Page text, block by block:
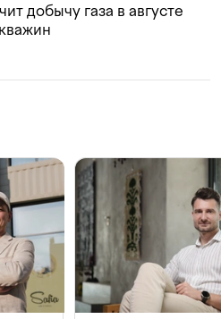
добычу газа в августе